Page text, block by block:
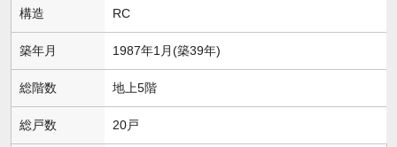
構造 RC
築年月 1987年1月(築39年)
総階数 地上5階
総戸数 20戸